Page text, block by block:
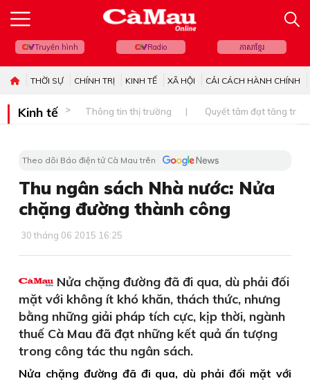
Truyền hình Radio ភាសាខ្មែរ
THỜI SỰ CHÍNH TRỊ KINH TẾ XÃ HỘI CẢI CÁCH HÀNH CHÍNH
Kinh tế Thông tin thị trường Quyết tâm đạt tăng
Theo dõi Báo điện tử Cà Mau trên
Thu ngân sách Nhà nước: Nửa
chặng đường thành công
30 tháng 06 2015 16:25
Nửa chặng đường đã đi qua, dù phải đối
mặt với không ít khó khăn, thách thức, nhưng
bằng những giải pháp tích cực, kịp thời, ngành
thuế Cà Mau đã đạt những kết quả ấn tượng
trong công tác thu ngân sách.
Nửa chặng đường đã đi qua, dù phải đối mặt với